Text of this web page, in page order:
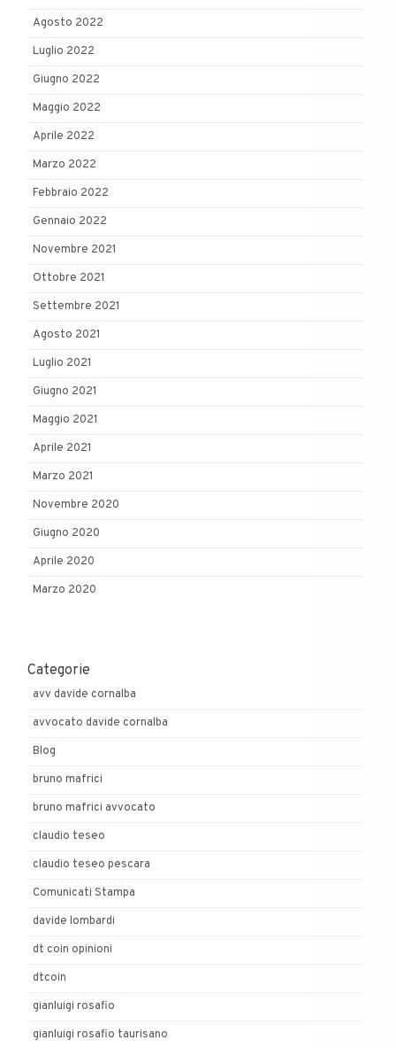
Agosto 2022
Luglio 2022
Giugno 2022
Maggio 2022
Aprile 2022
Marzo 2022
Febbraio 2022
Gennaio 2022
Novembre 2021
Ottobre 2021
Settembre 2021
Agosto 2021
Luglio 2021
Giugno 2021
Maggio 2021
Aprile 2021
Marzo 2021
Novembre 2020
Giugno 2020
Aprile 2020
Marzo 2020
Categorie
avv davide cornalba
avvocato davide cornalba
Blog
bruno mafrici
bruno mafrici avvocato
claudio teseo
claudio teseo pescara
Comunicati Stampa
davide lombardi
dt coin opinioni
dtcoin
gianluigi rosafio
gianluigi rosafio taurisano